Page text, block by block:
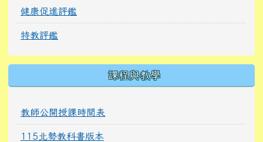
健康促進評鑑
特教評鑑
課程與教學
教師公開授課時間表
115北勢教科書版本